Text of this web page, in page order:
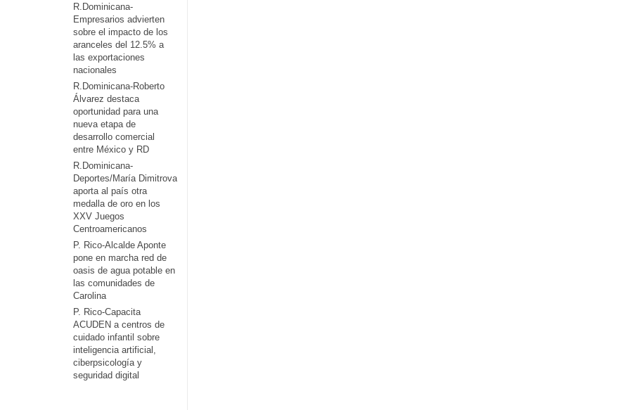
R.Dominicana-
Empresarios advierten
sobre el impacto de los
aranceles del 12.5% a
las exportaciones
nacionales
R.Dominicana-Roberto
Álvarez destaca
oportunidad para una
nueva etapa de
desarrollo comercial
entre México y RD
R.Dominicana-
Deportes/María Dimitrova
aporta al país otra
medalla de oro en los
XXV Juegos
Centroamericanos
P. Rico-Alcalde Aponte
pone en marcha red de
oasis de agua potable en
las comunidades de
Carolina
P. Rico-Capacita
ACUDEN a centros de
cuidado infantil sobre
inteligencia artificial,
ciberpsicología y
seguridad digital